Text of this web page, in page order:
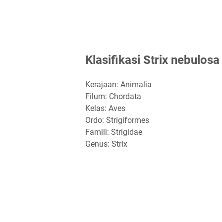
Klasifikasi Strix nebulosa
Kerajaan: Animalia
Filum: Chordata
Kelas: Aves
Ordo: Strigiformes
Famili: Strigidae
Genus: Strix